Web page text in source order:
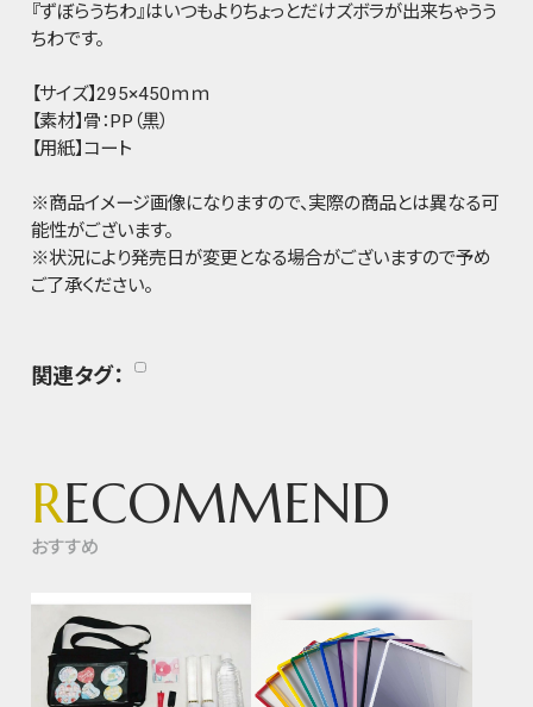
『ずぼらうちわ』はいつもよりちょっとだけズボラが出来ちゃうう
ちわです。
【サイズ】295×450ｍｍ
【素材】骨：PP（黒）
【用紙】コート
※商品イメージ画像になりますので、実際の商品とは異なる可
能性がございます。
※状況により発売日が変更となる場合がございますので予め
ご了承ください。
関連タグ：
RECOMMEND
おすすめ